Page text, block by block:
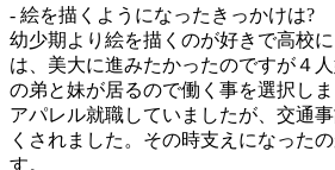
- 絵を描くようになったきっかけは?
幼少期より絵を描くのが好きで高校
は、美大に進みたかったのですが４
の弟と妹が居るので働く事を選択しま
アパレル就職していましたが、交通
くされました。その時支えになった
す。